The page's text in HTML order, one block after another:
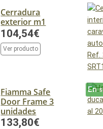
Cerradura
exterior m1
104,54€
Ver producto
Fiamma Safe
Door Frame 3
unidades
133,80€
En